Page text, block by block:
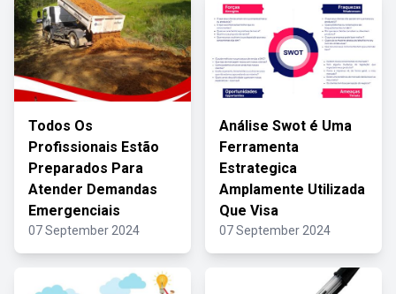
Todos Os
Profissionais Estão
Preparados Para
Atender Demandas
Emergenciais
07 September 2024
Análise Swot é Uma
Ferramenta
Estrategica
Amplamente Utilizada
Que Visa
07 September 2024